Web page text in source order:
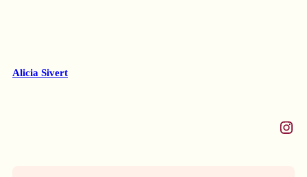
Alicia Sivert
Instagram